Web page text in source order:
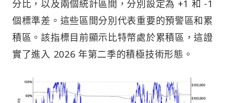
分比，以及兩個統計區間，分別設定為 +1 和 -1
個標準差。這些區間分別代表重要的預警區和累
積區。該指標目前顯示比特幣處於累積區，這證
實了進入 2026 年第二季的積極技術形態。